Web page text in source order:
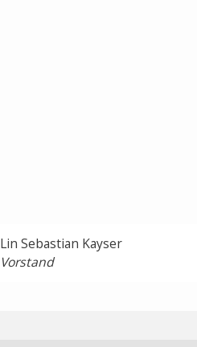
Lin Sebastian Kayser
Vorstand